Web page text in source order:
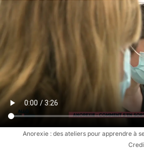
Anorexie : des ateliers pour apprendre à